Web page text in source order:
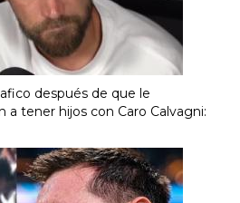
después de que le
a tener hijos con Caro Calvagni: